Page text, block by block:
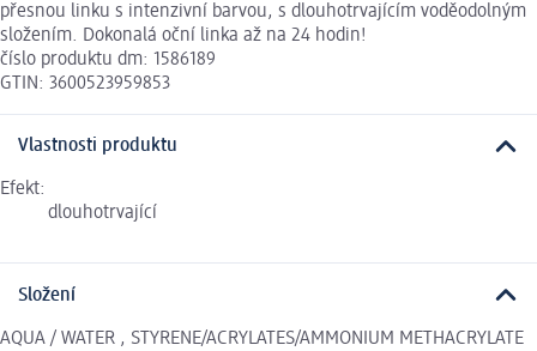
přesnou linku s intenzivní barvou, s dlouhotrvajícím voděodolným
složením. Dokonalá oční linka až na 24 hodin!
číslo produktu dm: 1586189
GTIN: 3600523959853
Vlastnosti produktu
Efekt:
dlouhotrvající
Složení
AQUA / WATER , STYRENE/ACRYLATES/AMMONIUM METHACRYLATE